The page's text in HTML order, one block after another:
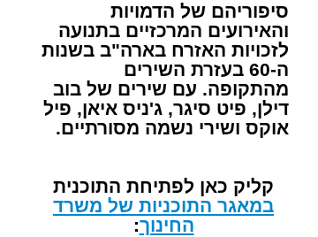
סיפוריהם של הדמויות
והאירועים המרכזיים בתנועה
לזכויות האזרח בארה"ב בשנות
ה-60 בעזרת השירים
מהתקופה. עם שירים של בוב
דילן, פיט סיגר, ג'ניס איאן, פיל
אוקס ושירי נשמה מסורתיים.
קליק כאן לפתיחת התוכנית
במאגר התוכניות של משרד
החינוך: